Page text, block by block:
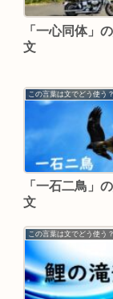
「一心同体」
文
この言葉は文でどう使う？
「一石二鳥」
文
この言葉は文でどう使う？